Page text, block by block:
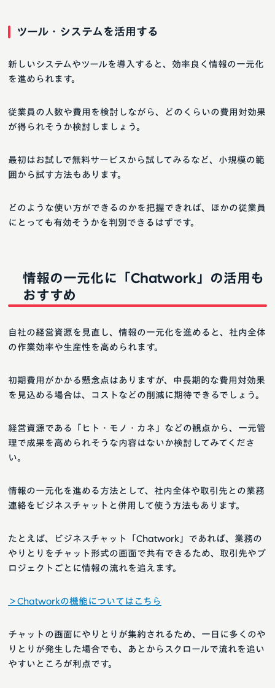
ツール・システムを活用する
新しいシステムやツールを導入すると、効率良く情報の一元化
を進められます。
従業員の人数や費用を検討しながら、どのくらいの費用対効果
が得られそうか検討しましょう。
最初はお試しで無料サービスから試してみるなど、小規模の範
囲から試す方法もあります。
どのような使い方ができるのかを把握できれば、ほかの従業員
にとっても有効そうかを判別できるはずです。
情報の一元化に「Chatwork」の活用も
おすすめ
自社の経営資源を見直し、情報の一元化を進めると、社内全体
の作業効率や生産性を高められます。
初期費用がかかる懸念点はありますが、中長期的な費用対効果
を見込める場合は、コストなどの削減に期待できるでしょう。
経営資源である「ヒト・モノ・カネ」などの観点から、一元管
理で成果を高められそうな内容はないか検討してみてくださ
い。
情報の一元化を進める方法として、社内全体や取引先との業務
連絡をビジネスチャットと併用して使う方法もあります。
たとえば、ビジネスチャット「Chatwork」であれば、業務の
やりとりをチャット形式の画面で共有できるため、取引先やプ
ロジェクトごとに情報の流れを追えます。
＞Chatworkの機能についてはこちら
チャットの画面にやりとりが集約されるため、一日に多くのや
りとりが発生した場合でも、あとからスクロールで流れを追い
やすいところが利点です。